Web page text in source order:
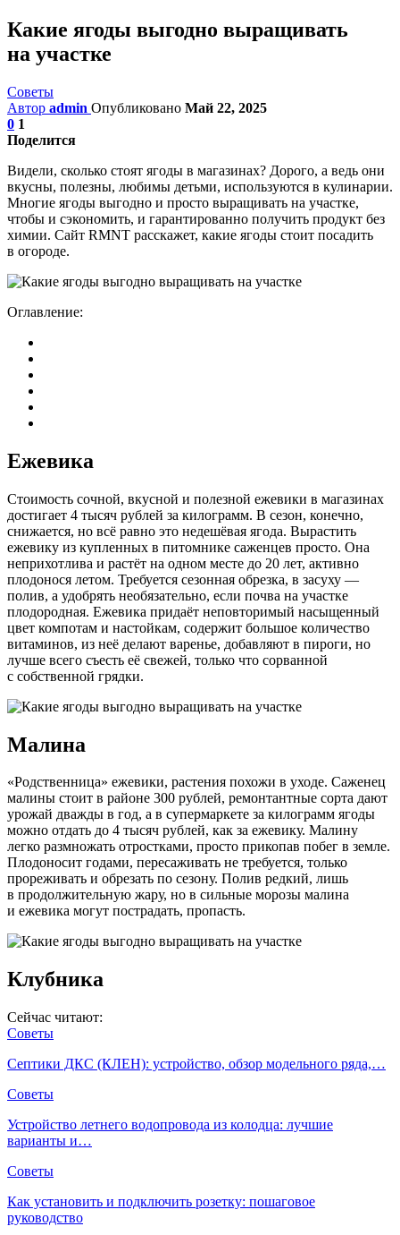
Какие ягоды выгодно выращивать
на участке
Советы
Автор admin Опубликовано Май 22, 2025
0 1
Поделится
Видели, сколько стоят ягоды в магазинах? Дорого, а ведь они
вкусны, полезны, любимы детьми, используются в кулинарии.
Многие ягоды выгодно и просто выращивать на участке,
чтобы и сэкономить, и гарантированно получить продукт без
химии. Сайт RMNT расскажет, какие ягоды стоит посадить
в огороде.
Оглавление:
Ежевика
Стоимость сочной, вкусной и полезной ежевики в магазинах
достигает 4 тысяч рублей за килограмм. В сезон, конечно,
снижается, но всё равно это недешёвая ягода. Вырастить
ежевику из купленных в питомнике саженцев просто. Она
неприхотлива и растёт на одном месте до 20 лет, активно
плодонося летом. Требуется сезонная обрезка, в засуху —
полив, а удобрять необязательно, если почва на участке
плодородная. Ежевика придаёт неповторимый насыщенный
цвет компотам и настойкам, содержит большое количество
витаминов, из неё делают варенье, добавляют в пироги, но
лучше всего съесть её свежей, только что сорванной
с собственной грядки.
Малина
«Родственница» ежевики, растения похожи в уходе. Саженец
малины стоит в районе 300 рублей, ремонтантные сорта дают
урожай дважды в год, а в супермаркете за килограмм ягоды
можно отдать до 4 тысяч рублей, как за ежевику. Малину
легко размножать отростками, просто прикопав побег в земле.
Плодоносит годами, пересаживать не требуется, только
прореживать и обрезать по сезону. Полив редкий, лишь
в продолжительную жару, но в сильные морозы малина
и ежевика могут пострадать, пропасть.
Клубника
Сейчас читают:
Советы
Септики ДКС (КЛЕН): устройство, обзор модельного ряда,…
Советы
Устройство летнего водопровода из колодца: лучшие
варианты и…
Советы
Как установить и подключить розетку: пошаговое
руководство